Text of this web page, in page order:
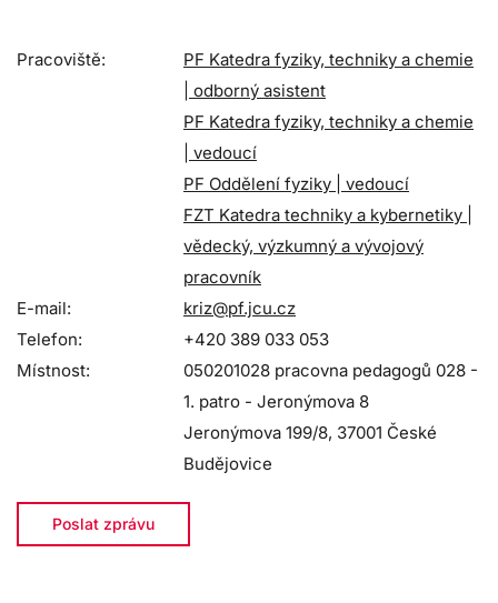
Pracoviště:
PF Katedra fyziky, techniky a chemie
| odborný asistent
PF Katedra fyziky, techniky a chemie
| vedoucí
PF Oddělení fyziky | vedoucí
FZT Katedra techniky a kybernetiky |
vědecký, výzkumný a vývojový
pracovník
E-mail:
kriz@pf.jcu.cz
Telefon:
+420 389 033 053
Místnost:
050201028 pracovna pedagogů 028 -
1. patro - Jeronýmova 8
Jeronýmova 199/8, 37001 České
Budějovice
Poslat zprávu